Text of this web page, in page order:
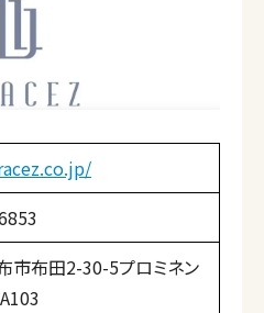
市布田2-30-5プロミネン